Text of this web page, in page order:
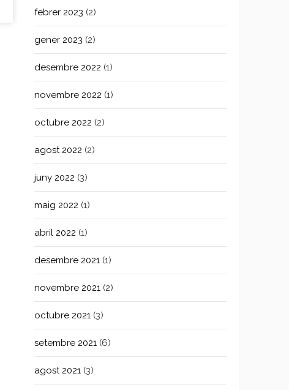
febrer 2023 (2)
gener 2023 (2)
desembre 2022 (1)
novembre 2022 (1)
octubre 2022 (2)
agost 2022 (2)
juny 2022 (3)
maig 2022 (1)
abril 2022 (1)
desembre 2021 (1)
novembre 2021 (2)
octubre 2021 (3)
setembre 2021 (6)
agost 2021 (3)